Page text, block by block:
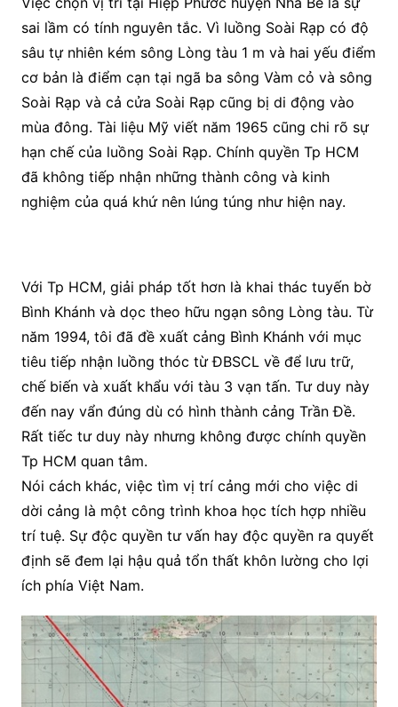
sai lầm có tính nguyên tắc. Vì luồng Soài Rạp có độ
sâu tự nhiên kém sông Lòng tàu 1 m và hai yếu điểm
cơ bản là điểm cạn tại ngã ba sông Vàm cỏ và sông
Soài Rạp và cả cửa Soài Rạp cũng bị di động vào
mùa đông. Tài liệu Mỹ viết năm 1965 cũng chi rõ sự
hạn chế của luồng Soài Rạp. Chính quyền Tp HCM
đã không tiếp nhận những thành công và kinh
nghiệm của quá khứ nên lúng túng như hiện nay.
Với Tp HCM, giải pháp tốt hơn là khai thác tuyến bờ
Bình Khánh và dọc theo hữu ngạn sông Lòng tàu. Từ
năm 1994, tôi đã đề xuất cảng Bình Khánh với mục
tiêu tiếp nhận luồng thóc từ ĐBSCL về để lưu trữ,
chế biến và xuất khẩu với tàu 3 vạn tấn. Tư duy này
đến nay vẩn đúng dù có hình thành cảng Trần Đề.
Rất tiếc tư duy này nhưng không được chính quyền
Tp HCM quan tâm.
Nói cách khác, việc tìm vị trí cảng mới cho việc di
dời cảng là một công trình khoa học tích hợp nhiều
trí tuệ. Sự độc quyền tư vấn hay độc quyền ra quyết
định sẽ đem lại hậu quả tổn thất khôn lường cho lợi
ích phía Việt Nam.